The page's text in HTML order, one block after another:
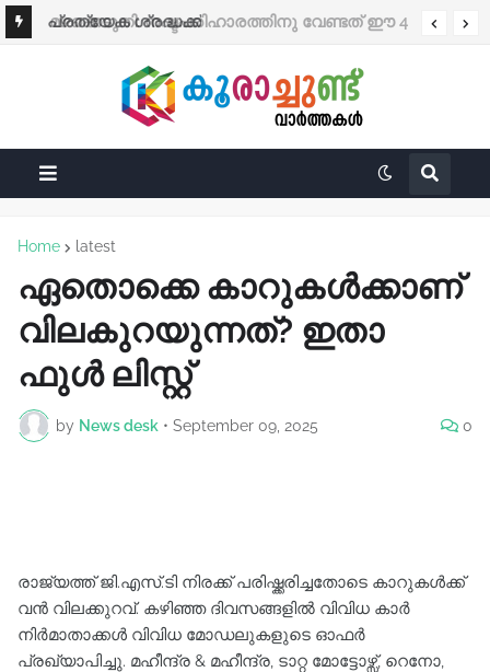
മഴക്കെടുതി: നഷ്ടപരിഹാരത്തിനു വേണ്ടത് ഈ 4
പ്രത്യേക ശ്രദ്ധക്ക്
Home latest
ഏതൊക്കെ കാറുകൾക്കാണ്
വിലകുറയുന്നത്? ഇതാ
ഫുൾ ലിസ്റ്റ്
by News desk • September 09, 2025 0
രാജ്യത്ത് ജി.എസ്.ടി നിരക്ക് പരിഷ്ക്കരിച്ചതോടെ കാറുകൾക്ക്
വൻ വിലക്കുറവ്. കഴിഞ്ഞ ദിവസങ്ങളിൽ വിവിധ കാർ
നിർമാതാക്കൾ വിവിധ മോഡലുകളുടെ ഓഫർ
പ്രഖ്യാപിച്ചു. മഹീന്ദ്ര & മഹീന്ദ്ര, ടാറ്റ മോട്ടോഴ്സ്, റെനോ,